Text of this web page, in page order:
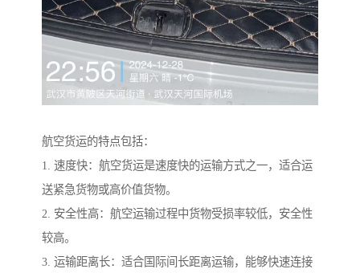
航空货运的特点包括：
1. 速度快：航空货运是速度快的运输方式之一，适合运
送紧急货物或高价值货物。
2. 安全性高：航空运输过程中货物受损率较低，安全性
较高。
3. 运输距离长：适合国际间长距离运输，能够快速连接